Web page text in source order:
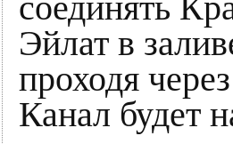
Эйлат в
проходя
Канал будет